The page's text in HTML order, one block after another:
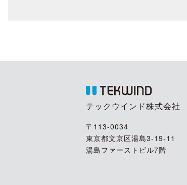
テックウインド株式会社
〒113-0034
東京都文京区湯島3-19-11
湯島ファーストビル7階